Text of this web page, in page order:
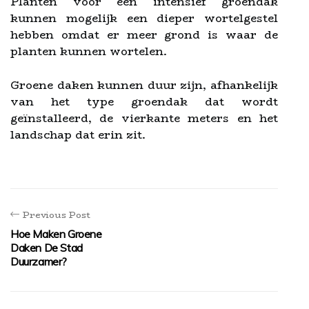
kunnen mogelijk een dieper wortelgestel
hebben omdat er meer grond is waar de
planten kunnen wortelen.
Groene daken kunnen duur zijn, afhankelijk
van het type groendak dat wordt
geïnstalleerd, de vierkante meters en het
landschap dat erin zit.
Previous Post
Hoe Maken Groene
Daken De Stad
Duurzamer?